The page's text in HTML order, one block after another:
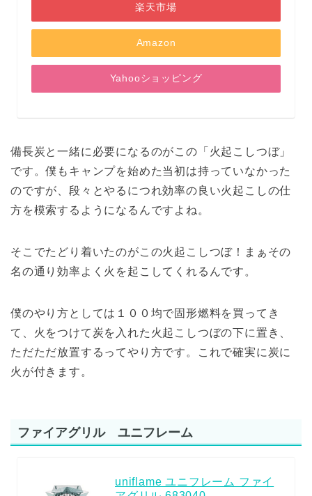
楽天市場
Amazon
Yahooショッピング
備長炭と一緒に必要になるのがこの「火起こしつぼ」
です。僕もキャンプを始めた当初は持っていなかった
のですが、段々とやるにつれ効率の良い火起こしの仕
方を模索するようになるんですよね。
そこでたどり着いたのがこの火起こしつぼ！まぁその
名の通り効率よく火を起こしてくれるんです。
僕のやり方としては１００均で固形燃料を買ってき
て、火をつけて炭を入れた火起こしつぼの下に置き、
ただただ放置するってやり方です。これで確実に炭に
火が付きます。
ファイアグリル ユニフレーム
uniflame ユニフレーム ファイ